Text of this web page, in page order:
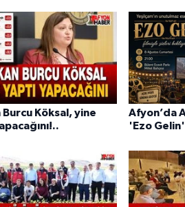
Burcu Köksal, yine
Afyon’da
'Ezo Gelin'